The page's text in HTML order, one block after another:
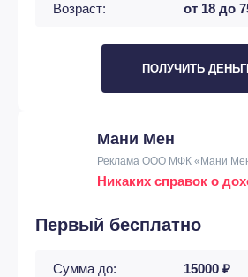
Возраст: от 18 до
ПОЛУЧИТЬ
Мани Мен
Реклама ООО МФК «Мани
Никаких справок о
Первый бесплатно
Сумма до: 15000 ₽